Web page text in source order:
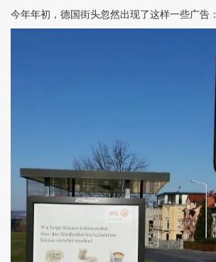
今年年初，德国街头忽然出现了这样一些广告：